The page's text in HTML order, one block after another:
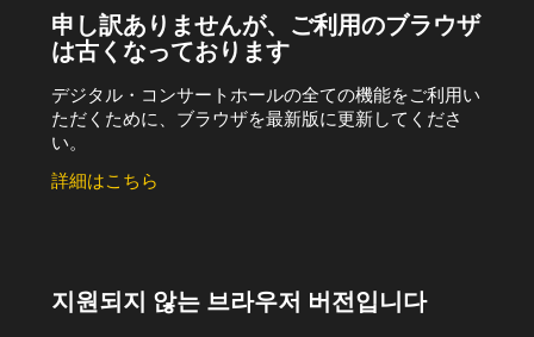
申し訳ありませんが、ご利用のブラウザ
は古くなっております
デジタル・コンサートホールの全ての機能をご利用い
ただくために、ブラウザを最新版に更新してくださ
い。
詳細はこちら
지원되지 않는 브라우저 버전입니다